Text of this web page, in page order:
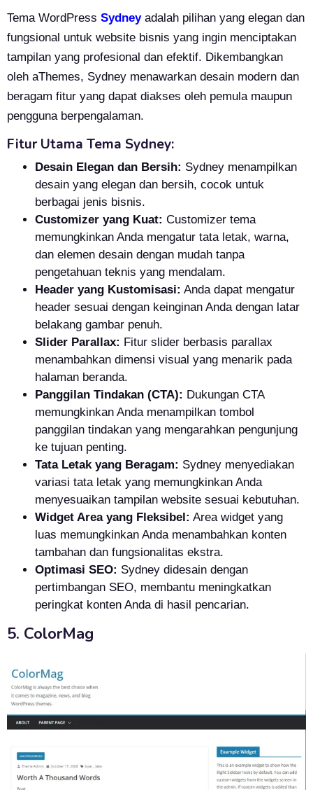
Tema WordPress Sydneyadalah pilihan yang elegan dan
fungsional untuk website bisnis yang ingin menciptakan
tampilan yang profesional dan efektif. Dikembangkan
oleh aThemes, Sydney menawarkan desain modern dan
beragam fitur yang dapat diakses oleh pemula maupun
pengguna berpengalaman.
Fitur Utama Tema Sydney:
Desain Elegan dan Bersih: Sydney menampilkan
desain yang elegan dan bersih, cocok untuk
berbagai jenis bisnis.
Customizer yang Kuat: Customizer tema
memungkinkan Anda mengatur tata letak, warna,
dan elemen desain dengan mudah tanpa
pengetahuan teknis yang mendalam.
Header yang Kustomisasi: Anda dapat mengatur
header sesuai dengan keinginan Anda dengan latar
belakang gambar penuh.
Slider Parallax: Fitur slider berbasis parallax
menambahkan dimensi visual yang menarik pada
halaman beranda.
Panggilan Tindakan (CTA): Dukungan CTA
memungkinkan Anda menampilkan tombol
panggilan tindakan yang mengarahkan pengunjung
ke tujuan penting.
Tata Letak yang Beragam: Sydney menyediakan
variasi tata letak yang memungkinkan Anda
menyesuaikan tampilan website sesuai kebutuhan.
Widget Area yang Fleksibel: Area widget yang
luas memungkinkan Anda menambahkan konten
tambahan dan fungsionalitas ekstra.
Optimasi SEO: Sydney didesain dengan
pertimbangan SEO, membantu meningkatkan
peringkat konten Anda di hasil pencarian.
5. ColorMag